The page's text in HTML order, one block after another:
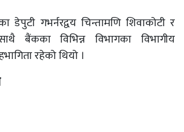
डेपुटी गभर्नरद्वय चिन्तामणि शिवाकोटी र
बैंकका विभिन्न विभागका विभागीय
रहेको थियो ।